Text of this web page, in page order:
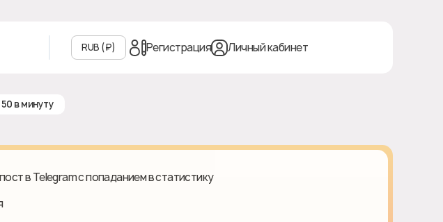
RUB (₽‎) Регистрация Личный кабинет
в минуту
в Telegram с попаданием в статистику